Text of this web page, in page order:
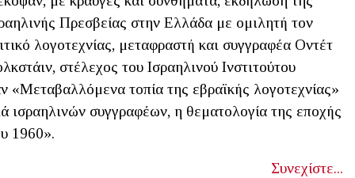
Πρεσβείας στην Ελλάδα με ομιλητή τον
λογοτεχνίας, μεταφραστή και συγγραφέα Οντέτ
στέλεχος του Ισραηλινού Ινστιτούτου
τοπία της εβραϊκής λογοτεχνίας»
ισραηλινών συγγραφέων, η θεματολογία της εποχής
1960».
Συνεχίστε...